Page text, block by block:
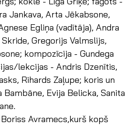
Jankava, Arta Jēkabsone,
Egliņa (vadītāja), Andra
Gregorijs Valmslijs,
kompozīcija - Gundega
lekcijas - Andris Dzenītis,
Rihards Zaļupe; koris un
Evija Belicka, Sanita
Avramecs,kurš kopš